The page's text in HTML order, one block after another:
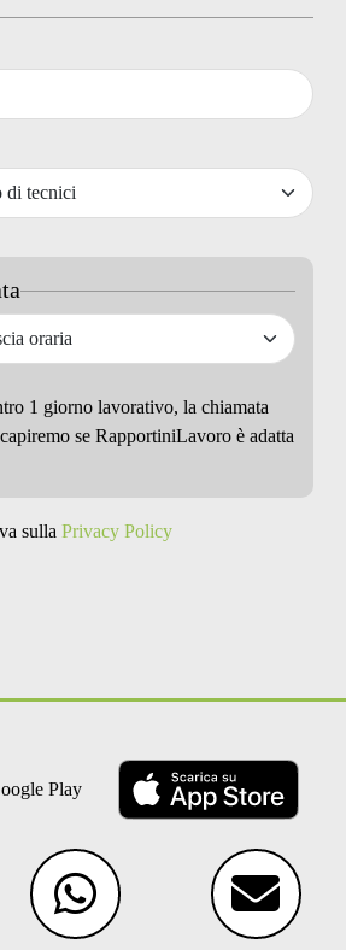
1 giorno lavorativo, la chiamata
se RapportiniLavoro è adatta
sulla Privacy Policy